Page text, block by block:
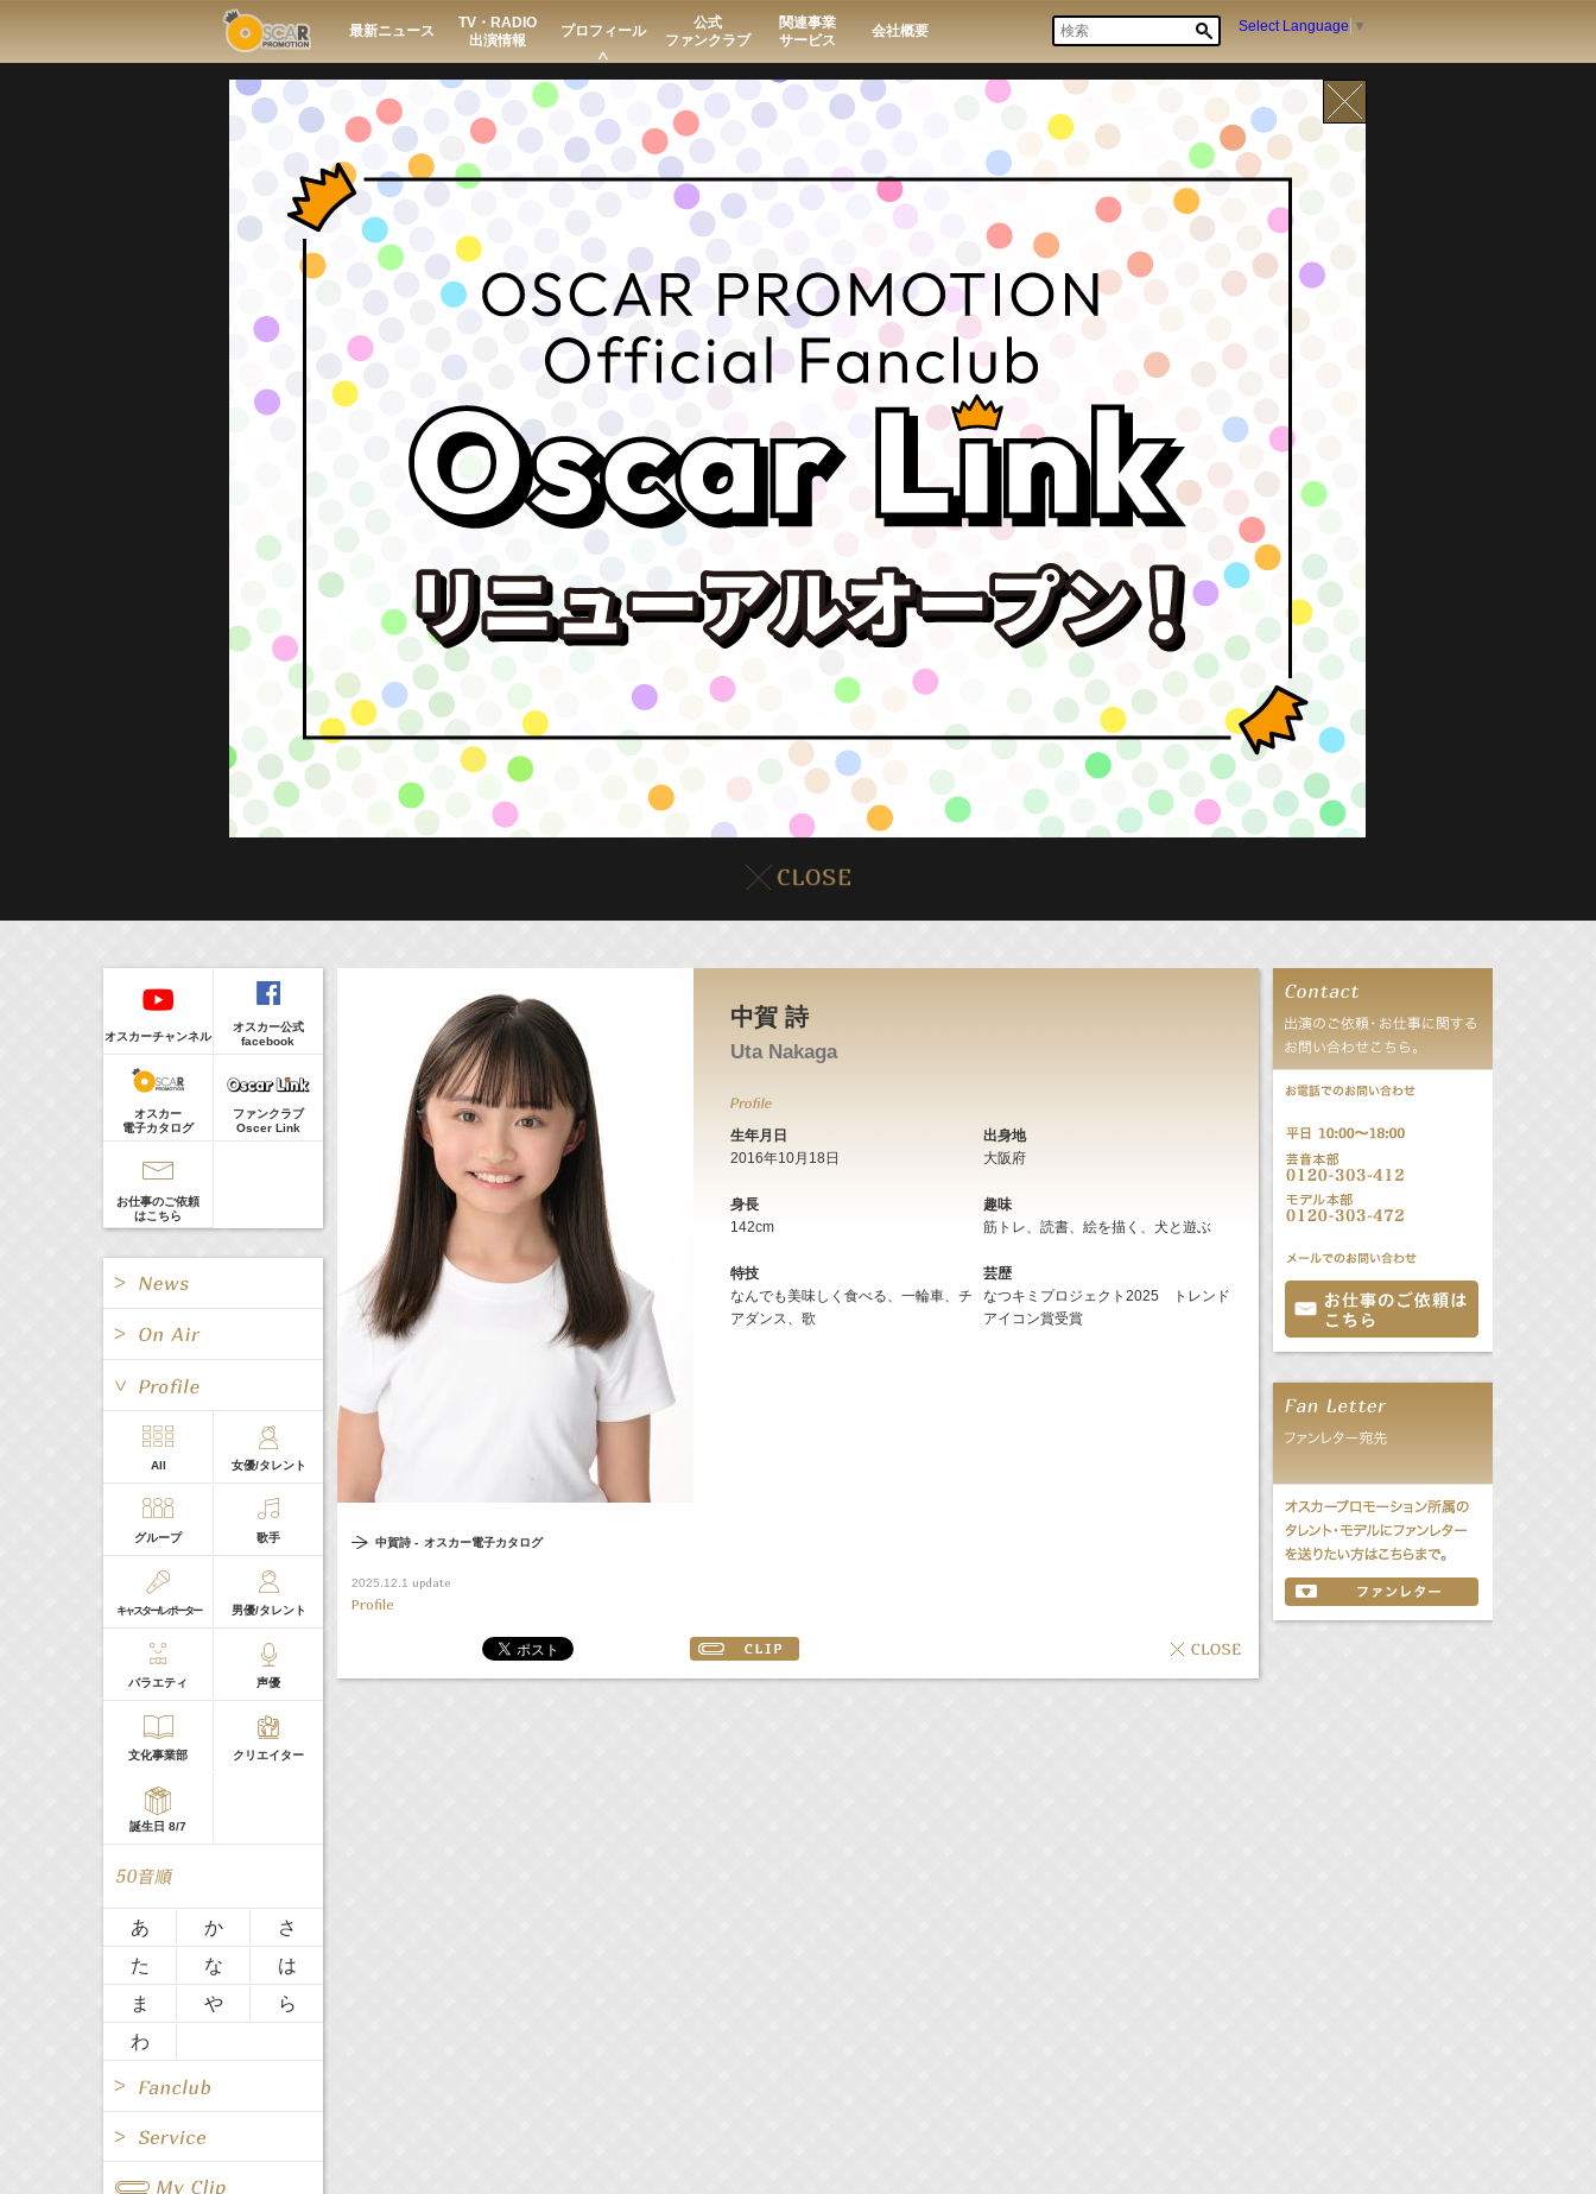
最新ニュース
TV・RADIO
出演情報
プロフィール
公式
ファンクラブ
関連事業
サービス
会社概要 Select Language ▼
8/7(Fri)
イベント
販売情報
17:10-17:30(Radio
河北麻友子のマユコレ！
Tシャツが乾くまで
庄司浩平
> More
中賀 詩
Uta Nakaga
生年月日
2016年10⽉18⽇
出身地
大阪府
身長
142cm
趣味
筋トレ、読書、絵を描く、⽝と遊ぶ
特技
なんでも美味しく⾷べる、⼀輪⾞、チ
アダンス、歌
芸歴
なつキミプロジェクト2025 トレンド
アイコン賞受賞
中賀詩 - オスカー電子カタログ
2025.12.1 update
Profile
お問合せ
ファンレター
オスカーチャンネル
オスカー公式
facebook
オスカー
電子カタログ
ファンクラブ
Oscer Link
お仕事のご依頼
はこちら
All Pick up
動画 お知らせ
メッセージ 舞台
イベント・会見 CM
雑誌 ミュージック
映画
TV
All TV
Radio Web
Radio Web
All 女優/タレント
グループ 歌手
キャスター/レポーター 男優/タレント
バラエティ 声優
文化事業部 クリエイター
誕生日 8/7
あ か
さ
た
な
は
ま
や
ら
わ
All Fanclub Page
Regular
Guest
本日の出演
５０音順
CLIP